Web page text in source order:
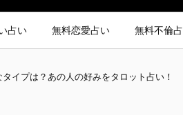
占い 無料恋愛占い 無料不倫
タイプは？あの人の好みをタロット占い！